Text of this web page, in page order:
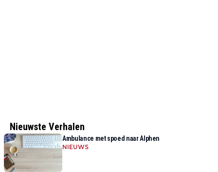
Nieuwste Verhalen
Ambulance met spoed naar Alphen
NIEUWS